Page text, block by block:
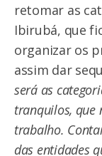
retomar as
Ibirubá, que
organizar os
assim dar
será as
tranquilos, que
trabalho.
das entidades